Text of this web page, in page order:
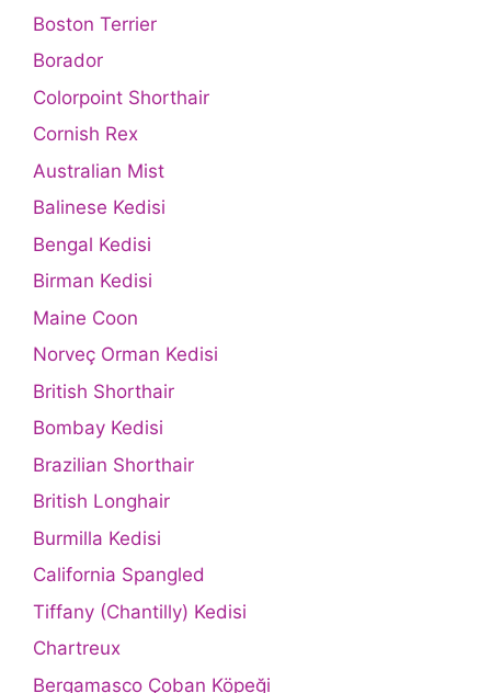
Boston Terrier
Borador
Colorpoint Shorthair
Cornish Rex
Australian Mist
Balinese Kedisi
Bengal Kedisi
Birman Kedisi
Maine Coon
Norveç Orman Kedisi
British Shorthair
Bombay Kedisi
Brazilian Shorthair
British Longhair
Burmilla Kedisi
California Spangled
Tiffany (Chantilly) Kedisi
Chartreux
Bergamasco Çoban Köpeği